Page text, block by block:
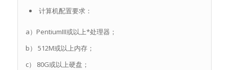
计算机配置要求：
a）PentiumIII或以上*处理器；
b） 512M或以上内存；
c） 80G或以上硬盘；